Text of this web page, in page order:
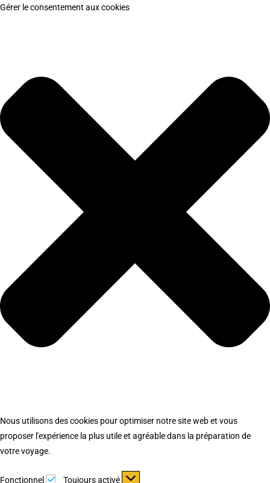
Gérer le consentement aux cookies
Nous utilisons des cookies pour optimiser notre site web et vous
proposer l'expérience la plus utile et agréable dans la préparation de
votre voyage.
Fonctionnel Fonctionnel
Toujours activé